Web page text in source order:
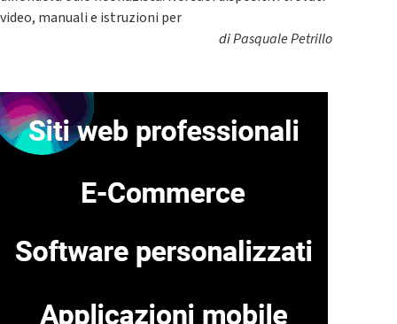
video, manuali e istruzioni per
diPasquale Petrillo